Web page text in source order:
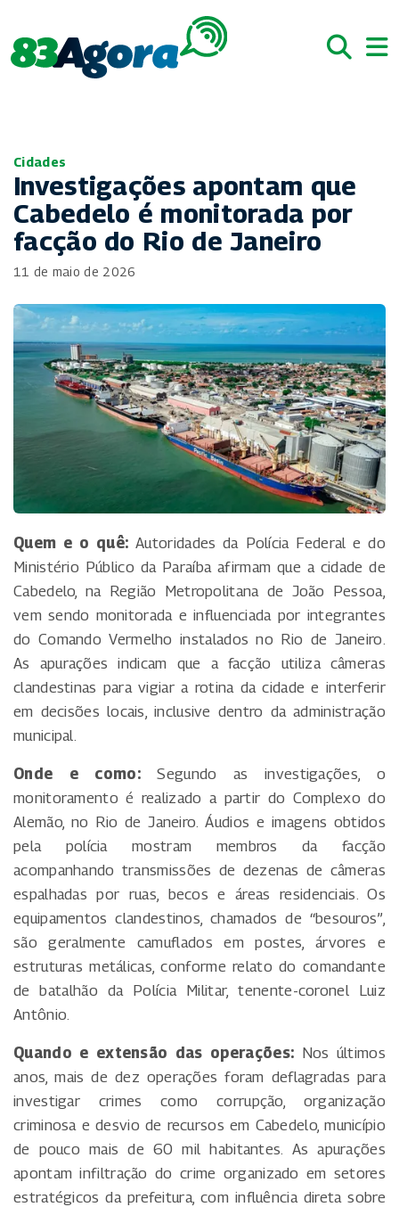
Cidades
Investigações apontam que
Cabedelo é monitorada por
facção do Rio de Janeiro
11 de maio de 2026
Quem e o quê: Autoridades da Polícia Federal e do
Ministério Público da Paraíba afirmam que a cidade de
Cabedelo, na Região Metropolitana de João Pessoa,
vem sendo monitorada e influenciada por integrantes
do Comando Vermelho instalados no Rio de Janeiro.
As apurações indicam que a facção utiliza câmeras
clandestinas para vigiar a rotina da cidade e interferir
em decisões locais, inclusive dentro da administração
municipal.
Onde e como:Segundo as investigações, o
monitoramento é realizado a partir do Complexo do
Alemão, no Rio de Janeiro. Áudios e imagens obtidos
pela polícia mostram membros da facção
acompanhando transmissões de dezenas de câmeras
espalhadas por ruas, becos e áreas residenciais. Os
equipamentos clandestinos, chamados de “besouros”,
são geralmente camuflados em postes, árvores e
estruturas metálicas, conforme relato do comandante
de batalhão da Polícia Militar, tenente-coronel Luiz
Antônio.
Quando e extensão das operações: Nos últimos
anos, mais de dez operações foram deflagradas para
investigar crimes como corrupção, organização
criminosa e desvio de recursos em Cabedelo, município
de pouco mais de 60 mil habitantes. As apurações
apontam infiltração do crime organizado em setores
estratégicos da prefeitura, com influência direta sobre